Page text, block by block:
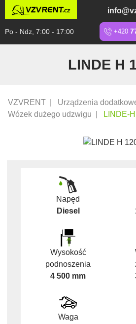
Po - Ndz, 7:00 - 17:00 +420
LINDE H
VZVRENT Urządzenia
Wózek dużego udzwigu
LINDE-
Napęd
Diesel
Wysokość
podnoszenia
4 500 mm
Waga